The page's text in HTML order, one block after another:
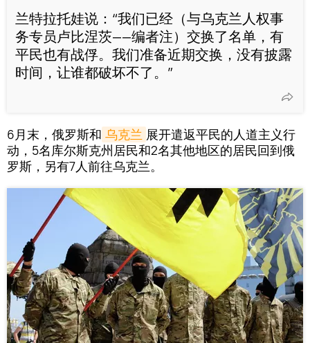
兰特拉托娃说：“我们已经（与乌克兰人权事
务专员卢比涅茨——编者注）交换了名单，有
平民也有战俘。我们准备近期交换，没有披露
时间，让谁都破坏不了。”
6月末，俄罗斯和 乌克兰 展开遣返平民的人道主义行
动，5名库尔斯克州居民和2名其他地区的居民回到俄
罗斯，另有7人前往乌克兰。